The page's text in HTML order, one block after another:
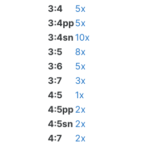
3:4
5x
3:4pp5x
3:4sn 10x
3:5
8x
3:6
5x
3:7
3x
4:5
1x
4:5pp2x
4:5sn 2x
4:7
2x